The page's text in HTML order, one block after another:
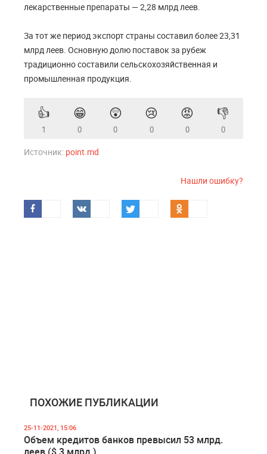
лекарственные препараты — 2,28 млрд леев.
За тот же период экспорт страны составил более 23,31
млрд леев. Основную долю поставок за рубеж
традиционно составили сельскохозяйственная и
промышленная продукция.
👍
1
😁
0
😲
0
😢
0
😡
0
👎
0
Источник: point.md
Нашли ошибку?
ПОХОЖИЕ ПУБЛИКАЦИИ
25-11-2021, 15:06
Объем кредитов банков превысил 53 млрд.